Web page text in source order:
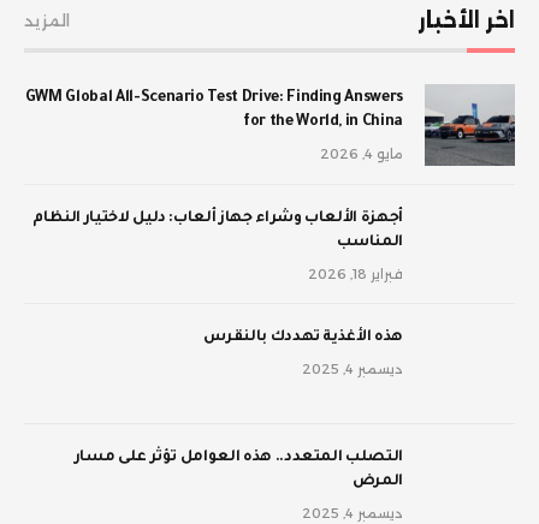
اخر الأخبار المزيد
GWM Global All-Scenario Test Drive: Finding Answers
for the World, in China
مايو 4, 2026
أجهزة الألعاب وشراء جهاز ألعاب: دليل لاختيار النظام
المناسب
فبراير 18, 2026
‫هذه الأغذية تهددك بالنقرس
ديسمبر 4, 2025
‫التصلب المتعدد.. هذه العوامل تؤثر على مسار
المرض
ديسمبر 4, 2025